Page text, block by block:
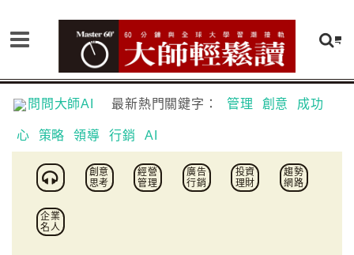
問問大師AI 最新熱門關鍵字： 管理 創意 成功
心 策略 領導 行銷 AI
創意
思考
經營
管理
廣告
行銷
投資
理財
趨勢
網路
企業
名人